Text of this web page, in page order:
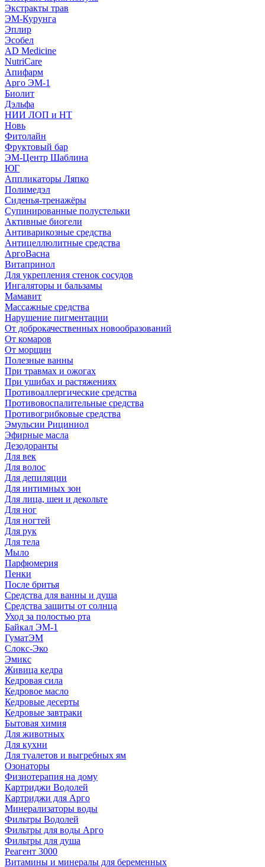
Экстракты трав
ЭМ-Курунга
Эплир
Эсобел
AD Medicine
NutriCare
Апифарм
Арго ЭМ-1
Биолит
Дэльфа
НИИ ЛОП и НТ
Новь
Фитолайн
Фруктовый бар
ЭМ-Центр Шаблина
ЮГ
Аппликаторы Ляпко
Полимедэл
Сиденья-тренажёры
Супинированные полустельки
Активные биогели
Антиварикозные средства
Антицеллюлитные средства
АргоВасна
Витапринол
Для укрепления стенок сосудов
Ингаляторы и бальзамы
Мамавит
Массажные средства
Нарушение пигментации
От доброкачественных новообразований
От комаров
От морщин
Полезные ванны
При травмах и ожогах
При ушибах и растяжениях
Противоаллергические средства
Противовоспалительные средства
Противогрибковые средства
Эмульсии Рициниол
Эфирные масла
Дезодоранты
Для век
Для волос
Для депиляции
Для интимных зон
Для лица, шеи и декольте
Для ног
Для ногтей
Для рук
Для тела
Мыло
Парфюмерия
Пенки
После бритья
Средства для ванны и душа
Средства защиты от солнца
Уход за полостью рта
Байкал ЭМ-1
ГуматЭМ
Слокс-Эко
Эмикс
Живица кедра
Кедровая сила
Кедровое масло
Кедровые десерты
Кедровые завтраки
Бытовая химия
Для животных
Для кухни
Для туалетов и выгребных ям
Озонаторы
Физиотерапия на дому
Картриджи Водолей
Картриджи для Арго
Минерализаторы воды
Фильтры Водолей
Фильтры для воды Арго
Фильтры для душа
Реагент 3000
Витамины и минералы для беременных